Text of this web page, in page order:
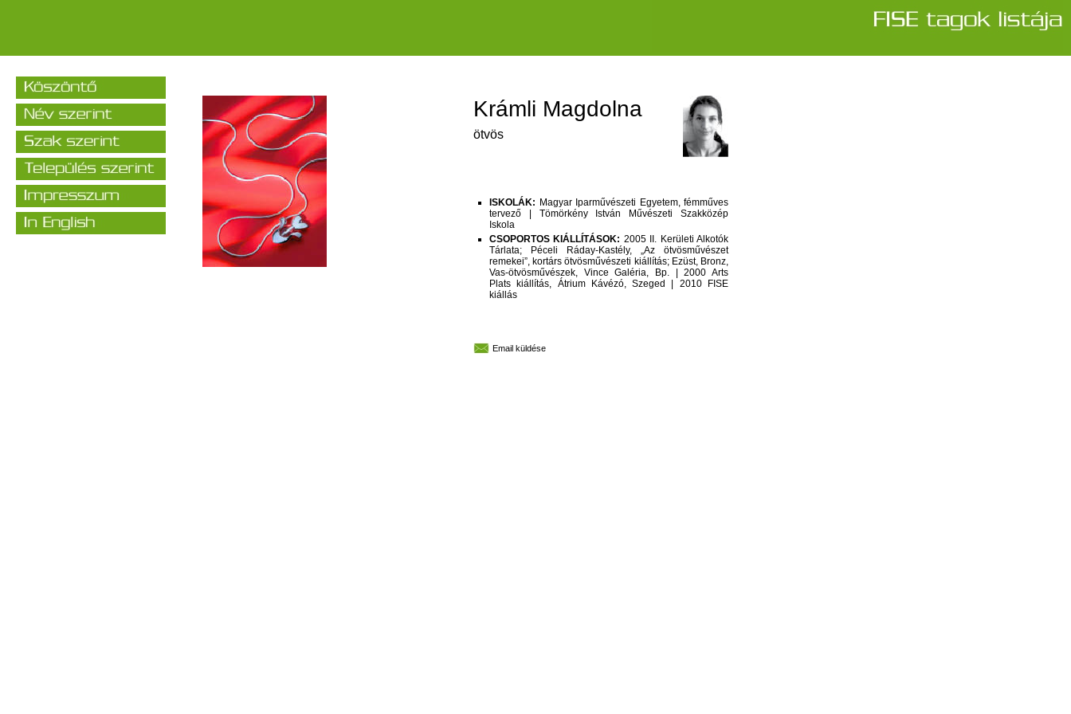
Krámli Magdolna
ötvös
ISKOLÁK: Magyar Iparművészeti Egyetem, fémműves
tervező | Tömörkény István Művészeti Szakközép
Iskola
CSOPORTOS KIÁLLÍTÁSOK: 2005 II. Kerületi Alkotók
Tárlata; Péceli Ráday-Kastély, „Az ötvösművészet
remekei”, kortárs ötvösművészeti kiállítás; Ezüst, Bronz,
Vas-ötvösművészek, Vince Galéria, Bp. | 2000 Arts
Plats kiállítás, Átrium Kávézó, Szeged | 2010 FISE
kiállás
Email küldése